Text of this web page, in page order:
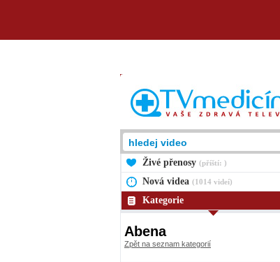
Živé přenosy (příští: )
Nová videa (1014 videí)
Kategorie
Abena
Zpět na seznam kategorií